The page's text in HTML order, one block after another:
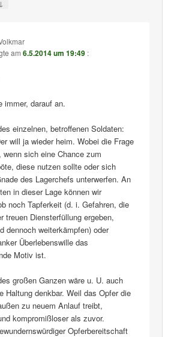
↓
am6.5.2014 um 19:49 :
immer, darauf an.
einzelnen, betroffenen Soldaten:
will ja wieder heim. Wobei die Frage
wenn sich eine Chance zum
diese nutzen sollte oder sich
des Lagerchefs unterwerfen. An
in dieser Lage können wir
noch Tapferkeit (d. i. Gefahren, die
treuen Diensterfüllung ergeben,
dennoch weiterkämpfen) oder
Überlebenswille das
Motiv ist.
großen Ganzen wäre u. U. auch
Haltung denkbar. Weil das Opfer die
zu neuem Anlauf treibt,
kompromißloser als zuvor.
Opferbereitschaft